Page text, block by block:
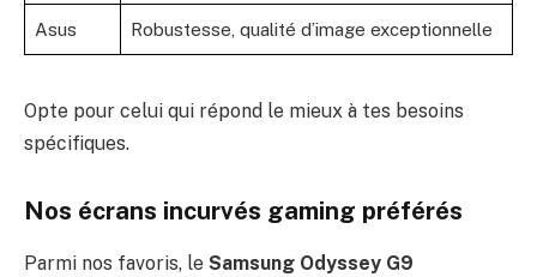
Asus Robustesse, qualité d’image exceptionnelle
Opte pour celui qui répond le mieux à tes besoins
spécifiques.
Nos écrans incurvés gaming préférés
Parmi nos favoris, le Samsung Odyssey G9